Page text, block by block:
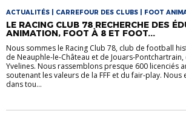
ACTUALITÉS | CARREFOUR DES CLUBS | FOOT
LE RACING CLUB 78 RECHERCHE DES
ANIMATION, FOOT À 8 ET FOOT...
Nous sommes le Racing Club 78, club de football
de Neauphle-le-Château et de Jouars-
Yvelines. Nous rassemblons presque 600 licenciés
soutenant les valeurs de la FFF et du fair-play.
dans tou...